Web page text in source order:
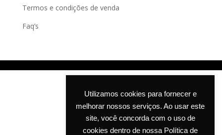
Termos e condições de venda
Faq’s
Utilizamos cookies para fornecer e
melhorar nossos serviços. Ao usar este
site, você concorda com o uso de
cookies dentro de nossa Política de